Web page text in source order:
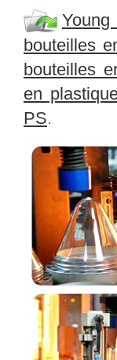
Young
bouteilles
bouteilles
en
PS.